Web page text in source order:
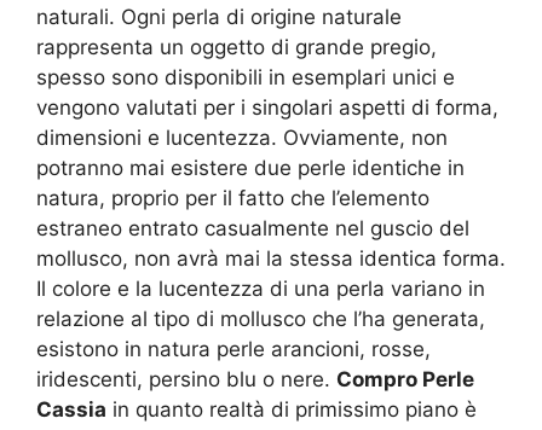
naturali. Ogni perla di origine naturale
rappresenta un oggetto di grande pregio,
spesso sono disponibili in esemplari unici e
vengono valutati per i singolari aspetti di forma,
dimensioni e lucentezza. Ovviamente, non
potranno mai esistere due perle identiche in
natura, proprio per il fatto che l’elemento
estraneo entrato casualmente nel guscio del
mollusco, non avrà mai la stessa identica forma.
Il colore e la lucentezza di una perla variano in
relazione al tipo di mollusco che l’ha generata,
esistono in natura perle arancioni, rosse,
iridescenti, persino blu o nere. Compro Perle
Cassia in quanto realtà di primissimo piano è